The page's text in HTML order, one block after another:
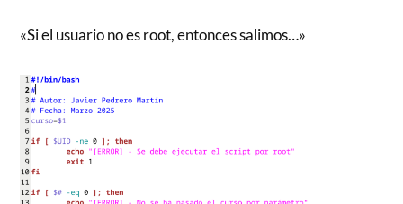
«Si el usuario no es root, entonces salimos…»